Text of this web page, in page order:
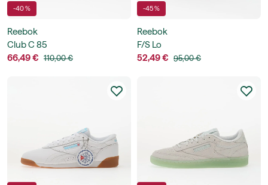
-40 %
Reebok
Club C 85
66,49 € 110,00 €
-45 %
Reebok
F/S Lo
52,49 € 95,00 €